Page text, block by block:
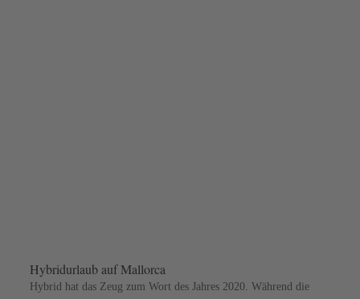
Hybridurlaub auf Mallorca
Hybrid hat das Zeug zum Wort des Jahres 2020. Während die